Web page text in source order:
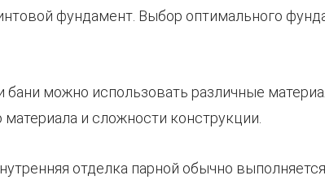
фундамент. Выбор оптимального
бани можно использовать различные
и сложности конструкции.
отделка парной обычно